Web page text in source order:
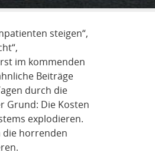
steigen“,
im kommenden
Beiträge
durch die
Grund: Die Kosten
explodieren.
die horrenden